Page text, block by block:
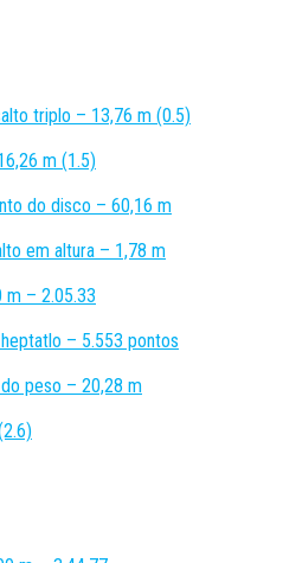
triplo – 13,76 m (0.5)
m (1.5)
do disco – 60,16 m
em altura – 1,78 m
m – 2.05.33
– 5.553 pontos
peso – 20,28 m